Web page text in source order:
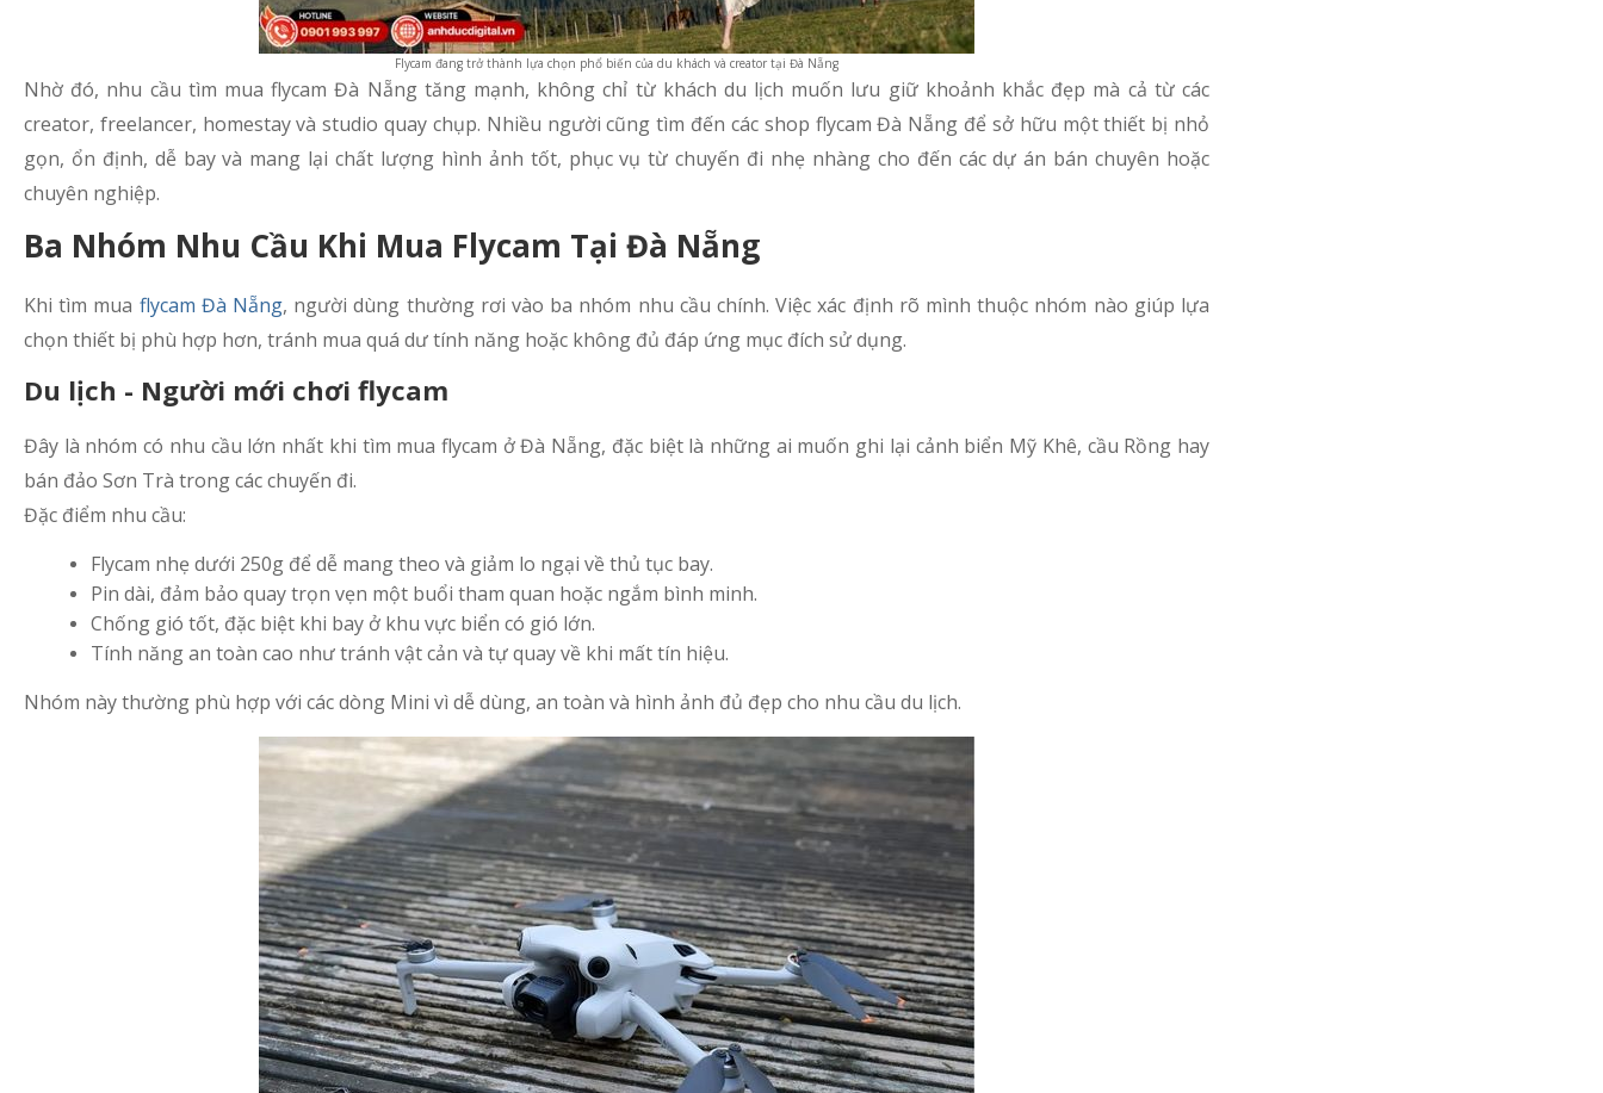
Flycam đang trở thành lựa chọn phổ biến của du khách và creator tại Đà Nẵng
Nhờ đó, nhu cầu tìm mua flycam Đà Nẵng tăng mạnh, không chỉ từ khách du lịch muốn lưu giữ khoảnh khắc đẹp mà cả từ các
creator, freelancer, homestay và studio quay chụp. Nhiều người cũng tìm đến các shop flycam Đà Nẵng để sở hữu một thiết bị nhỏ
gọn, ổn định, dễ bay và mang lại chất lượng hình ảnh tốt, phục vụ từ chuyến đi nhẹ nhàng cho đến các dự án bán chuyên hoặc
chuyên nghiệp.
Ba Nhóm Nhu Cầu Khi Mua Flycam Tại Đà Nẵng
Khi tìm mua flycam Đà Nẵng, người dùng thường rơi vào ba nhóm nhu cầu chính. Việc xác định rõ mình thuộc nhóm nào giúp lựa
chọn thiết bị phù hợp hơn, tránh mua quá dư tính năng hoặc không đủ đáp ứng mục đích sử dụng.
Du lịch - Người mới chơi flycam
Đây là nhóm có nhu cầu lớn nhất khi tìm mua flycam ở Đà Nẵng, đặc biệt là những ai muốn ghi lại cảnh biển Mỹ Khê, cầu Rồng hay
bán đảo Sơn Trà trong các chuyến đi.
Đặc điểm nhu cầu:
Flycam nhẹ dưới 250g để dễ mang theo và giảm lo ngại về thủ tục bay.
Pin dài, đảm bảo quay trọn vẹn một buổi tham quan hoặc ngắm bình minh.
Chống gió tốt, đặc biệt khi bay ở khu vực biển có gió lớn.
Tính năng an toàn cao như tránh vật cản và tự quay về khi mất tín hiệu.
Nhóm này thường phù hợp với các dòng Mini vì dễ dùng, an toàn và hình ảnh đủ đẹp cho nhu cầu du lịch.